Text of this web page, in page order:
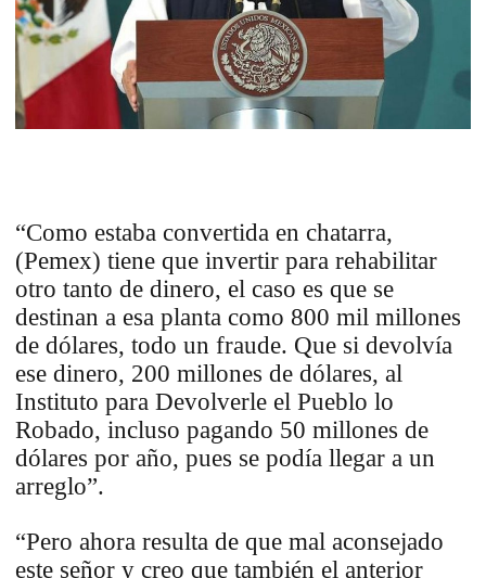
“Como estaba convertida en chatarra,
(Pemex) tiene que invertir para rehabilitar
otro tanto de dinero, el caso es que se
destinan a esa planta como 800 mil millones
de dólares, todo un fraude. Que si devolvía
ese dinero, 200 millones de dólares, al
Instituto para Devolverle el Pueblo lo
Robado, incluso pagando 50 millones de
dólares por año, pues se podía llegar a un
arreglo”.
“Pero ahora resulta de que mal aconsejado
este señor y creo que también el anterior